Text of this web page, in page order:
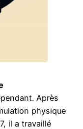
Après
physique
il a travaillé